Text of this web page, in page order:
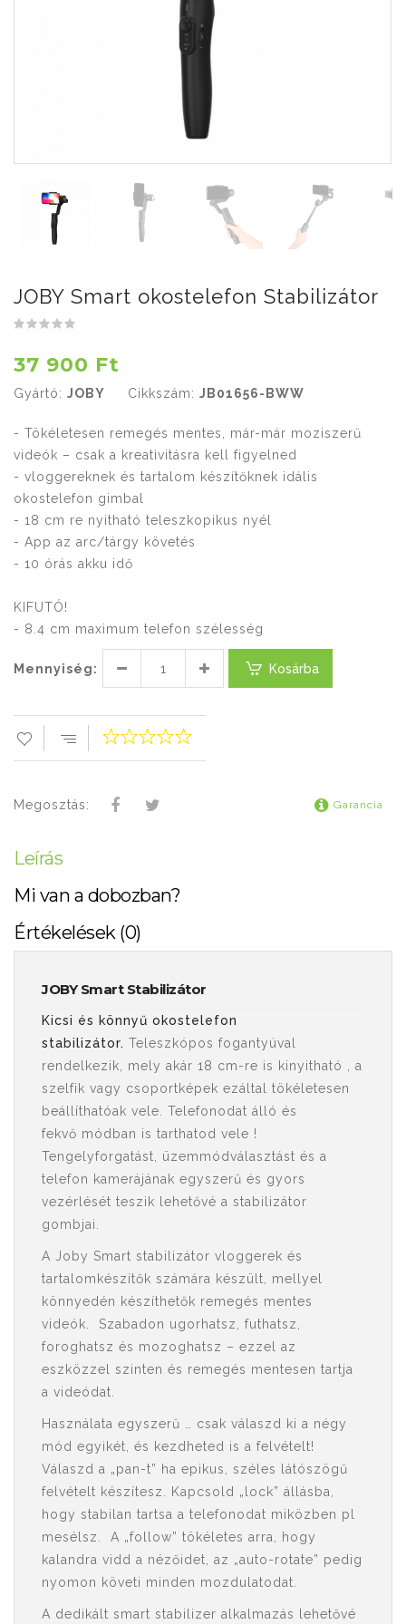
JOBY Smart okostelefon Stabilizátor
37 900 Ft
Gyártó: JOBY Cikkszám: JB01656-BWW
- Tökéletesen remegés mentes, már-már moziszerű
videók – csak a kreativitásra kell figyelned
- vloggereknek és tartalom készítőknek idális
okostelefon gimbal
- 18 cm re nyitható teleszkopikus nyél
- App az arc/tárgy követés
- 10 órás akku idő
KIFUTÓ!
- 8.4 cm maximum telefon szélesség
Mennyiség: Kosárba
Megosztás: Garancia
Leírás
Mi van a dobozban?
Értékelések (0)
JOBY Smart Stabilizátor
Kicsi és könnyű okostelefon
stabilizátor. Teleszkópos fogantyúval
rendelkezik, mely akár 18 cm-re is kinyitható , a
szelfik vagy csoportképek ezáltal tökéletesen
beállíthatóak vele. Telefonodat álló és
fekvő módban is tarthatod vele !
Tengelyforgatást, üzemmódválasztást és a
telefon kamerájának egyszerű és gyors
vezérlését teszik lehetővé a stabilizátor
gombjai.
A Joby Smart stabilizátor vloggerek és
tartalomkészítők számára készült, mellyel
könnyedén készíthetők remegés mentes
videók. Szabadon ugorhatsz, futhatsz,
foroghatsz és mozoghatsz – ezzel az
eszközzel szinten és remegés mentesen tartja
a videódat.
Használata egyszerű … csak válaszd ki a négy
mód egyikét, és kezdheted is a felvételt!
Válaszd a „pan-t” ha epikus, széles látószögű
felvételt készítesz. Kapcsold „lock” állásba,
hogy stabilan tartsa a telefonodat miközben pl
mesélsz. A „follow” tökéletes arra, hogy
kalandra vidd a nézőidet, az „auto-rotate” pedig
nyomon követi minden mozdulatodat.
A dedikált smart stabilizer alkalmazás lehetővé